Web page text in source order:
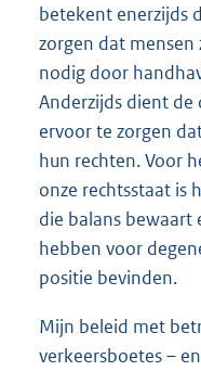
betekent enerzijds
zorgen dat mensen
nodig door
Anderzijds dient
ervoor te zorgen
hun rechten. Voor
onze rechtsstaat is
die balans bewaart
hebben voor
positie bevinden.
Mijn beleid met
verkeersboetes –